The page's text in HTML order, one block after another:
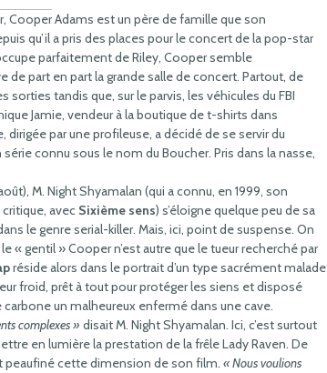
Cooper Adams est un père de famille que son
qu’il a pris des places pour le concert de la pop-star
parfaitement de Riley, Cooper semble
de part en part la grande salle de concert. Partout, de
tandis que, sur le parvis, les véhicules du FBI
Jamie, vendeur à la boutique de t-shirts dans
dirigée par une profileuse, a décidé de se servir du
connu sous le nom du Boucher. Pris dans la nasse,
M. Night Shyamalan (qui a connu, en 1999, son
avec Sixième sens) s’éloigne quelque peu de sa
le genre serial-killer. Mais, ici, point de suspense. On
« gentil » Cooper n’est autre que le tueur recherché par
réside alors dans le portrait d’un type sacrément malade
froid, prêt à tout pour protéger les siens et disposé
un malheureux enfermé dans une cave.
complexes » disait M. Night Shyamalan. Ici, c’est surtout
en lumière la prestation de la frêle Lady Raven. De
peaufiné cette dimension de son film. « Nous voulions